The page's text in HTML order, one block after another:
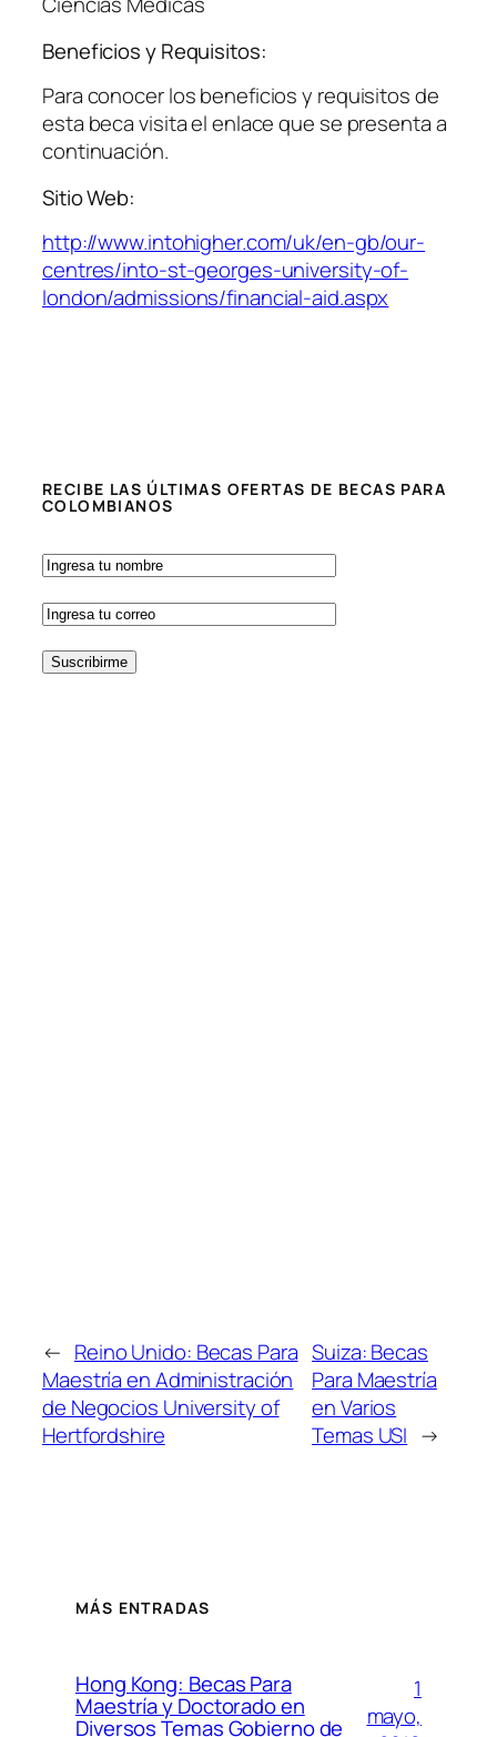
Beneficios y Requisitos:
Para conocer los beneficios y requisitos de
esta beca visita el enlace que se presenta a
continuación.
Sitio Web:
http://www.intohigher.com/uk/en-gb/our-
centres/into-st-georges-university-of-
london/admissions/financial-aid.aspx
RECIBE LAS ÚLTIMAS OFERTAS DE BECAS PARA
COLOMBIANOS
← Reino Unido: Becas Para
Maestría en Administración
de Negocios University of
Hertfordshire
Suiza: Becas
Para Maestría
en Varios
Temas USI →
MÁS ENTRADAS
Hong Kong: Becas Para
Maestría y Doctorado en
Diversos Temas Gobierno de
1
mayo,